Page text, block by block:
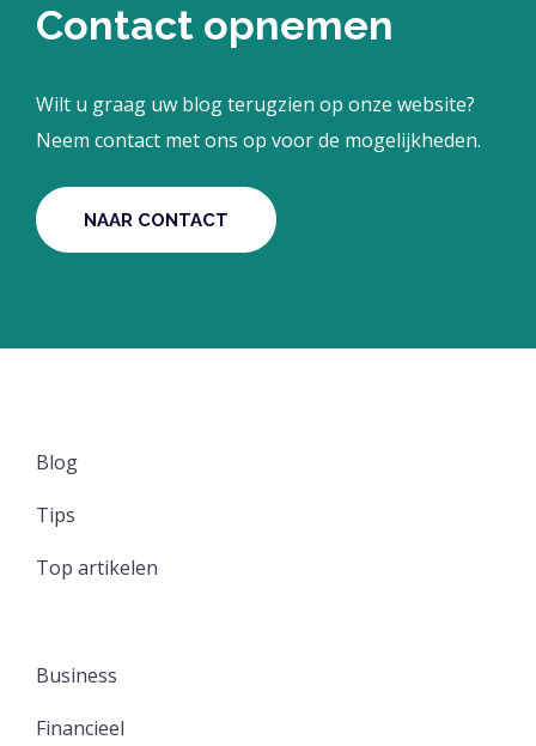
Blog
Tips
Top artikelen
Business
Financieel
Contact opnemen
Wilt u graag uw blog terugzien op onze website?
Neem contact met ons op voor de mogelijkheden.
NAAR CONTACT